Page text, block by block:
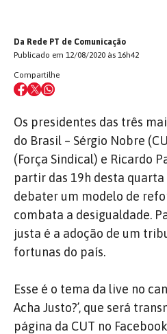
Da Rede PT de Comunicação
Publicado em 12/08/2020 às 16h42
Compartilhe
Os presidentes das três
do Brasil – Sérgio Nobre
(Força Sindical) e Ricardo
partir das 19h desta
debater um modelo de
combata a desigualdade.
justa é a adoção de um
fortunas do país.
Esse é o tema da live no
Acha Justo?’, que será
página da CUT no